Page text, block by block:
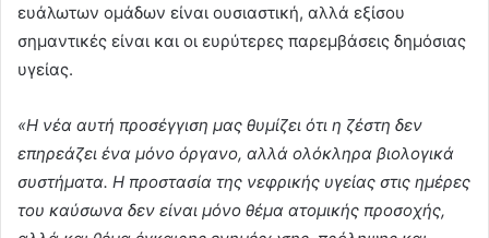
ευάλωτων ομάδων είναι ουσιαστική, αλλά εξίσου
σημαντικές είναι και οι ευρύτερες παρεμβάσεις δημόσιας
υγείας.
«Η νέα αυτή προσέγγιση μας θυμίζει ότι η ζέστη δεν
επηρεάζει ένα μόνο όργανο, αλλά ολόκληρα βιολογικά
συστήματα. Η προστασία της νεφρικής υγείας στις ημέρες
του καύσωνα δεν είναι μόνο θέμα ατομικής προσοχής,